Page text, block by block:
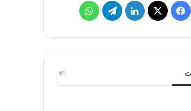
فيسبوك
‫X لينكدإنتيلقرامواتساب